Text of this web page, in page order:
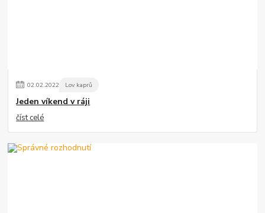
02.02.2022 Lov kaprů
Jeden víkend v ráji
číst celé